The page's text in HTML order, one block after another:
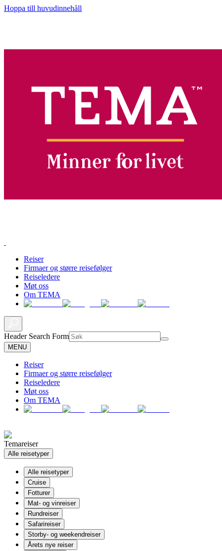
Hoppa till huvudinnehåll
Reiser
Firmaer og større reisefølger
Reiseledere
Møt oss
Om TEMA
Header Search Form
MENU
Reiser
Firmaer og større reisefølger
Reiseledere
Møt oss
Om TEMA
Temareiser
Alle reisetyper
Alle reisetyper
Cruise
Fotturer
Mat- og vinreiser
Rundreiser
Safarireiser
Storby- og weekendreiser
Årets nye reiser